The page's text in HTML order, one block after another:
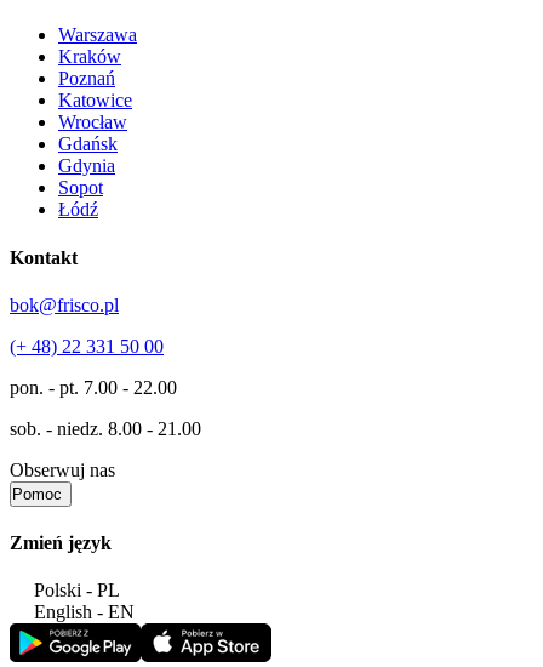
Warszawa
Kraków
Poznań
Katowice
Wrocław
Gdańsk
Gdynia
Sopot
Łódź
Kontakt
bok@frisco.pl
(+ 48) 22 331 50 00
pon. - pt. 7.00 - 22.00
sob. - niedz. 8.00 - 21.00
Obserwuj nas
Pomoc
Zmień język
Polski - PL
English - EN